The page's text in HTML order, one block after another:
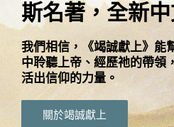
斯名著，全新
我們相信，《竭誠獻上》能
中聆聽上帝、經歷祂的帶領
活出信仰的力量。
關於竭誠獻上